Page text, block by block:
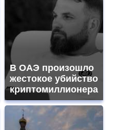
В ОАЭ произошло
жестокое убийство
криптомиллионера